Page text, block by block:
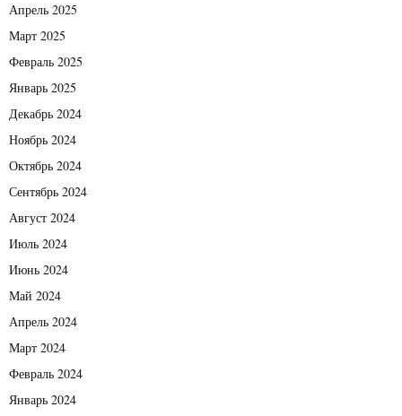
Апрель 2025
Март 2025
Февраль 2025
Январь 2025
Декабрь 2024
Ноябрь 2024
Октябрь 2024
Сентябрь 2024
Август 2024
Июль 2024
Июнь 2024
Май 2024
Апрель 2024
Март 2024
Февраль 2024
Январь 2024